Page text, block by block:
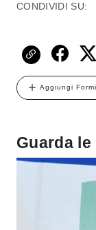
CONDIVIDI SU:
Aggiungi
Guarda